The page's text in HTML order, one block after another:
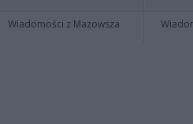
Wiadomości z Mazowsza